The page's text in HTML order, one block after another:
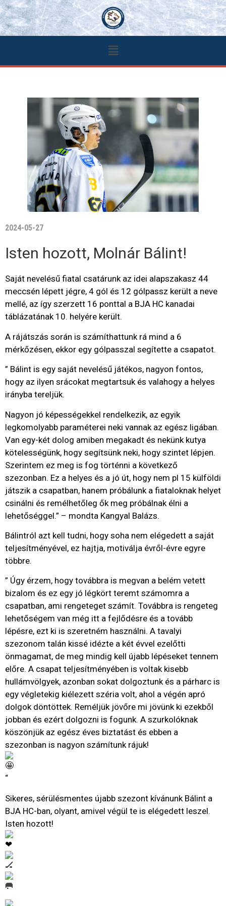
2024-05-27
Isten hozott, Molnár Bálint!
Saját nevelésű fiatal csatárunk az idei alapszakasz 44
meccsén lépett jégre, 4 gól és 12 gólpassz került a neve
mellé, az így szerzett 16 ponttal a BJA HC kanadai
táblázatának 10. helyére került.
A rájátszás során is számíthattunk rá mind a 6
mérkőzésen, ekkor egy gólpasszal segítette a csapatot.
” Bálint is egy saját nevelésű játékos, nagyon fontos,
hogy az ilyen srácokat megtartsuk és valahogy a helyes
irányba tereljük.
Nagyon jó képességekkel rendelkezik, az egyik
legkomolyabb paraméterei neki vannak az egész ligában.
Van egy-két dolog amiben megakadt és nekünk kutya
kötelességünk, hogy segítsünk neki, hogy szintet lépjen.
Szerintem ez meg is fog történni a következő
szezonban. Ez a helyes és a jó út, hogy nem pl 15 külföldi
játszik a csapatban, hanem próbálunk a fiataloknak helyet
csinálni és remélhetőleg ők meg próbálnak élni a
lehetőséggel.” – mondta Kangyal Balázs.
Bálintról azt kell tudni, hogy soha nem elégedett a saját
teljesítményével, ez hajtja, motiválja évről-évre egyre
többre.
” Úgy érzem, hogy továbbra is megvan a belém vetett
bizalom és ez egy jó légkört teremt számomra a
csapatban, ami rengeteget számít. Továbbra is rengeteg
lehetőségem van még itt a fejlődésre és a tovább
lépésre, ezt ki is szeretném használni. A tavalyi
szezonom talán kissé idézte a két évvel ezelőtti
önmagamat, de meg mindig kell újabb lépéseket tennem
előre. A csapat teljesítményében is voltak kisebb
hullámvölgyek, azonban sokat dolgoztunk és a párharc is
egy végletekig kiélezett széria volt, ahol a végén apró
dolgok döntöttek. Reméljük jövőre mi jövünk ki ezekből
jobban és ezért dolgozni is fogunk. A szurkolóknak
köszönjük az egész éves biztatást és ebben a
szezonban is nagyon számítunk rájuk!
“
Sikeres, sérülésmentes újabb szezont kívánunk Bálint a
BJA HC-ban, olyant, amivel végül te is elégedett leszel.
Isten hozott!